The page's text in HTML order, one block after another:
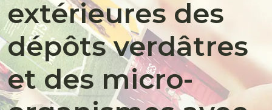
extérieures des
dépôts verdâtres
et des micro-